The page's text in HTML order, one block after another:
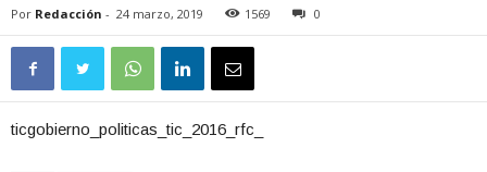
Por Redacción - 24 marzo, 2019 1569 0
ticgobierno_politicas_tic_2016_rfc_